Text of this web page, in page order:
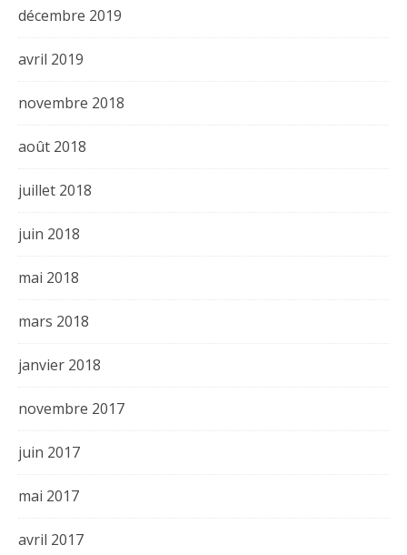
décembre 2019
avril 2019
novembre 2018
août 2018
juillet 2018
juin 2018
mai 2018
mars 2018
janvier 2018
novembre 2017
juin 2017
mai 2017
avril 2017